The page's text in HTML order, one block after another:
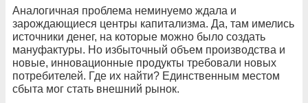
Аналогичная проблема неминуемо ждала и
зарождающиеся центры капитализма. Да, там имелись
источники денег, на которые можно было создать
мануфактуры. Но избыточный объем производства и
новые, инновационные продукты требовали новых
потребителей. Где их найти? Единственным местом
сбыта мог стать внешний рынок.